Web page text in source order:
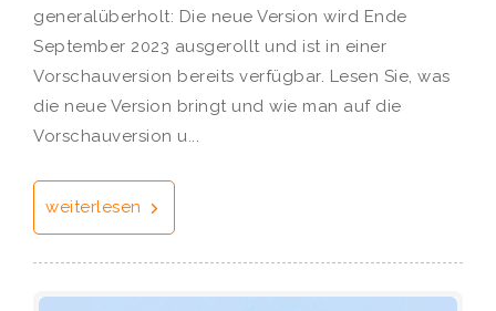
generalüberholt: Die neue Version wird Ende
September 2023 ausgerollt und ist in einer
Vorschauversion bereits verfügbar. Lesen Sie, was
die neue Version bringt und wie man auf die
Vorschauversion u...
weiterlesen